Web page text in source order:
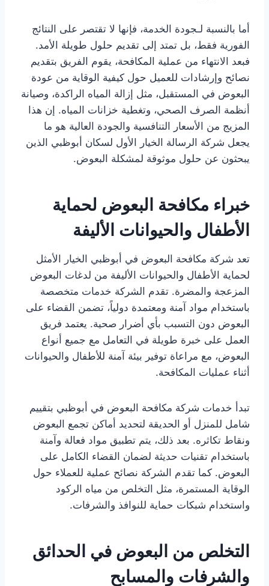
أما بالنسبة لـجودة الخدمة، فإنها لا تقتصر على النتائج
الفورية فقط، بل تمتد إلى تقديم حلول طويلة الأمد.
فبعد الانتهاء من عملية المكافحة، يقوم الفريق بتقديم
نصائح وإرشادات للعميل حول كيفية الوقاية من عودة
البعوض في المستقبل، مثل إزالة المياه الراكدة، وصيانة
أنظمة الصرف الصحي، وتغطية خزانات المياه. إن هذا
المزيج من الأسعار التنافسية والجودة العالية هو ما
يجعل شركة الرسالة الخيار الأول لسكان أبوظبي الذين
يبحثون عن حلول موثوقة لمشكلة البعوض.
خبراء مكافحة البعوض لحماية
الأطفال والحيوانات الأليفة
تعد شركة مكافحة البعوض في أبوظبي الخيار الأمثل
لحماية الأطفال والحيوانات الأليفة من لدغات البعوض
المزعجة والمضرة. تقدم الشركة خدمات متخصصة
باستخدام مواد آمنة ومعتمدة دولياً، تضمن القضاء على
البعوض دون التسبب بأي أضرار صحية. يعتمد فريق
العمل على خبرة طويلة في التعامل مع جميع أنواع
البعوض، مع مراعاة توفير بيئة آمنة للأطفال والحيوانات
أثناء عمليات المكافحة.
تبدأ خدمات شركة مكافحة البعوض في أبوظبي بتقييم
شامل للمنزل أو الحديقة لتحديد أماكن تجمع البعوض
ونقاط تكاثره. بعد ذلك، يتم تطبيق مواد فعالة وآمنة
باستخدام تقنيات حديثة لضمان القضاء الكامل على
البعوض. كما تقدم الشركة نصائح عملية للعملاء حول
الوقاية المستمرة، مثل التخلص من مياه الركود
واستخدام شبكات حماية للنوافذ والشرفات.
التخلص من البعوض في الحدائق
والشرفات والمسابح